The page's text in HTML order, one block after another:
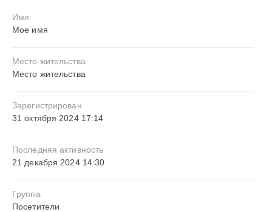
Имя
Мое имя
Место жительства
Место жительства
Зарегистрирован
31 октября 2024 17:14
Последняя активность
21 декабря 2024 14:30
Группа
Посетители